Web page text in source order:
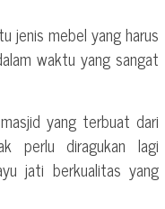
jenis mebel yang harus
waktu yang sangat
yang terbuat dari
perlu diragukan lagi
jati berkualitas yang